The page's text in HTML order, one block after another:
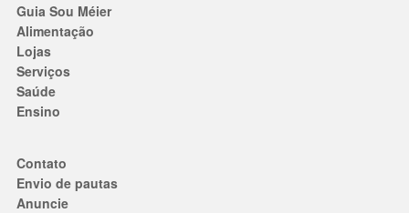
Guia Sou Méier
Alimentação
Lojas
Serviços
Saúde
Ensino
Contato
Envio de pautas
Anuncie